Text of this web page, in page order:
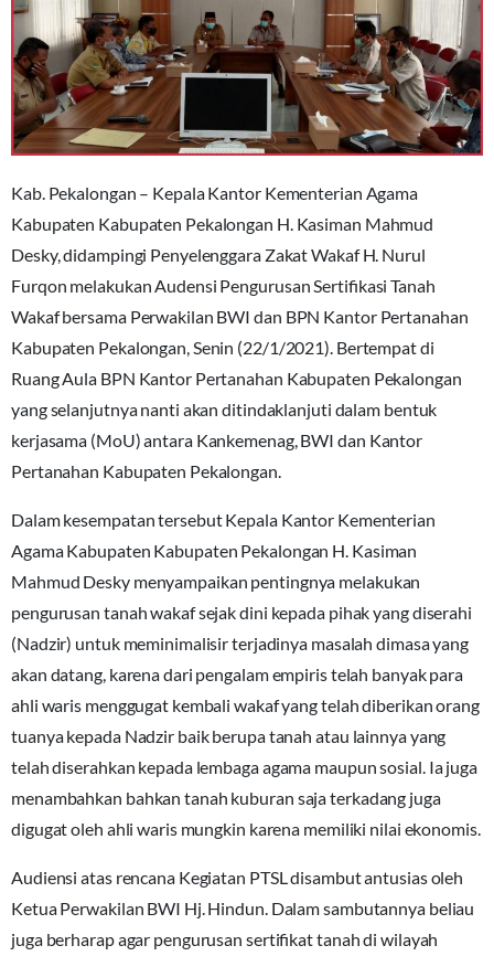
Kab. Pekalongan – Kepala Kantor Kementerian Agama
Kabupaten Kabupaten Pekalongan H. Kasiman Mahmud
Desky, didampingi Penyelenggara Zakat Wakaf H. Nurul
Furqon melakukan Audensi Pengurusan Sertifikasi Tanah
Wakaf bersama Perwakilan BWI dan BPN Kantor Pertanahan
Kabupaten Pekalongan, Senin (22/1/2021). Bertempat di
Ruang Aula BPN Kantor Pertanahan Kabupaten Pekalongan
yang selanjutnya nanti akan ditindaklanjuti dalam bentuk
kerjasama (MoU) antara Kankemenag, BWI dan Kantor
Pertanahan Kabupaten Pekalongan.
Dalam kesempatan tersebut Kepala Kantor Kementerian
Agama Kabupaten Kabupaten Pekalongan H. Kasiman
Mahmud Desky menyampaikan pentingnya melakukan
pengurusan tanah wakaf sejak dini kepada pihak yang diserahi
(Nadzir) untuk meminimalisir terjadinya masalah dimasa yang
akan datang, karena dari pengalam empiris telah banyak para
ahli waris menggugat kembali wakaf yang telah diberikan orang
tuanya kepada Nadzir baik berupa tanah atau lainnya yang
telah diserahkan kepada lembaga agama maupun sosial. Ia juga
menambahkan bahkan tanah kuburan saja terkadang juga
digugat oleh ahli waris mungkin karena memiliki nilai ekonomis.
Audiensi atas rencana Kegiatan PTSL disambut antusias oleh
Ketua Perwakilan BWI Hj. Hindun. Dalam sambutannya beliau
juga berharap agar pengurusan sertifikat tanah di wilayah